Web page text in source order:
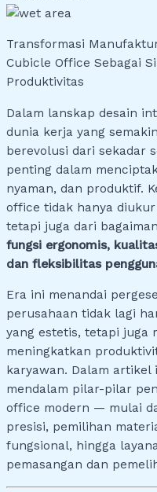
Transformasi
Cubicle Office Sebagai
Produktivitas
Dalam lanskap desain
dunia kerja yang
berevolusi dari sekadar
penting dalam
nyaman, dan produktif.
office tidak hanya
tetapi juga dari
fungsi ergonomis,
dan fleksibilitas
Era ini menandai
perusahaan tidak lagi
yang estetis, tetapi juga
meningkatkan
karyawan. Dalam artikel
mendalam pilar-pilar
office modern — mulai
presisi, pemilihan
fungsional, hingga
pemasangan dan